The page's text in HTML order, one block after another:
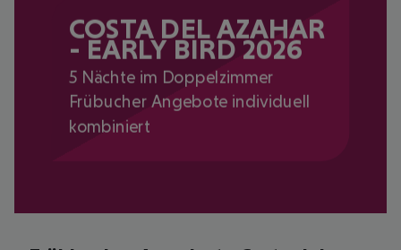
COSTA DEL AZAHAR
- EARLY BIRD 2026
5 Nächte im Doppelzimmer
Frübucher Angebote individuell
kombiniert